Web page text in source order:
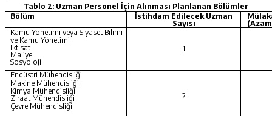
Tablo 2: Uzman Personel İçin Alınması Planlanan Bölümler
Bölüm
İstihdam Edilecek Uzman
Sayısı
Kamu Yönetimi veya Siyaset Bilimi
ve Kamu Yönetimi
İktisat
Maliye
Sosyoloji
1
Endüstri Mühendisliği
Makine Mühendisliği
Kimya Mühendisliği
Ziraat Mühendisliği
Çevre Mühendisliği
2